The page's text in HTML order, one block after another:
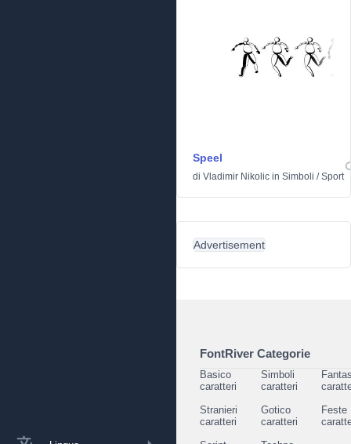
Speel
di Vladimir Nikolic in Simboli /Sport
Advertisement
FontRiver Categorie
Basico
caratteri
Simboli
caratteri
Stranieri
caratteri
Gotico
caratteri
Feste